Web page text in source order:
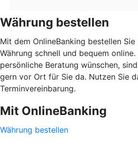
Währung bestellen
Mit dem OnlineBanking bestellen
Währung schnell und bequem online.
persönliche Beratung wünschen,
gern vor Ort für Sie da. Nutzen Sie
Terminvereinbarung.
Mit OnlineBanking
Währung bestellen